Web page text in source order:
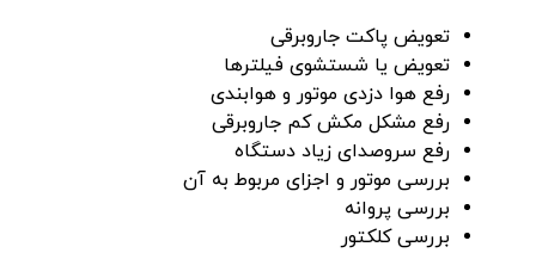
تعویض پاکت جاروبرقی
تعویض یا شستشوی فیلتر‌ها
رفع هوا دزدی موتور و هوابندی
رفع مشکل مکش کم جاروبرقی
رفع سروصدای زیاد دستگاه
بررسی موتور و اجزای مربوط به آن
بررسی پروانه
بررسی کلکتور